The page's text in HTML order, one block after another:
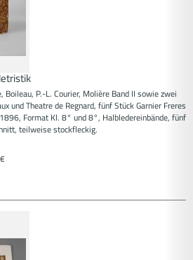
P.-L. Courier, Molière Band II sowie zwei
und Theatre de Regnard, fünf Stück Garnier Freres
Format Kl. 8° und 8°, Halbledereinbände, fünf
teilweise stockfleckig.